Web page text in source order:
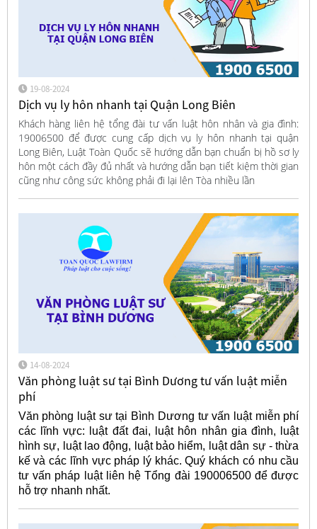
19-08-2024
Dịch vụ ly hôn nhanh tại Quận Long Biên
Khách hàng liên hệ tổng đài tư vấn luật hôn nhân và gia đình:
19006500 để được cung cấp dịch vụ ly hôn nhanh tại quận
Long Biên, Luật Toàn Quốc sẽ hướng dẫn bạn chuẩn bị hồ sơ ly
hôn một cách đầy đủ nhất và hướng dẫn bạn tiết kiệm thời gian
cũng như công sức không phải đi lại lên Tòa nhiều lần
14-08-2024
Văn phòng luật sư tại Bình Dương tư vấn luật miễn
phí
Văn phòng luật sư tại Bình Dương tư vấn luật miễn phí
các lĩnh vực: luật đất đai, luật hôn nhân gia đình, luật
hình sự, luật lao động, luật bảo hiểm, luật dân sự - thừa
kế và các lĩnh vực pháp lý khác. Quý khách có nhu cầu
tư vấn pháp luật liên hệ Tổng đài 190006500 để được
hỗ trợ nhanh nhất.